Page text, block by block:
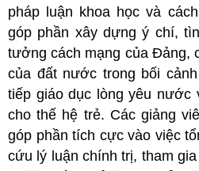
pháp luận khoa học và
góp phần xây dựng ý chí,
tưởng cách mạng của Đảng,
của đất nước trong bối
tiếp giáo dục lòng yêu nước
cho thế hệ trẻ. Các giảng
góp phần tích cực vào việc
cứu lý luận chính trị, tham